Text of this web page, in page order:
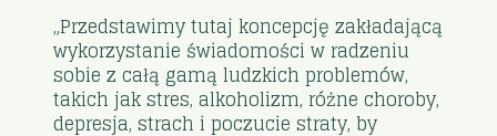
„Przedstawimy tutaj koncepcję zakładającą
wykorzystanie świadomości w radzeniu
sobie z całą gamą ludzkich problemów,
takich jak stres, alkoholizm, różne choroby,
depresja, strach i poczucie straty, by